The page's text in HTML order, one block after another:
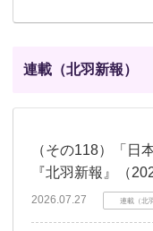
連載（北羽新報）
（その118）「日
『北羽新報』（
2026.07.27 連載（北